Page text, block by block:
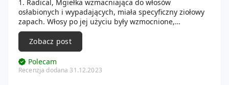
1. Radical, Mgiełka wzmacniająca do włosów
osłabionych i wypadających, miała specyficzny ziołowy
zapach. Włosy po jej użyciu były wzmocnione,
odżywione, oraz łatwiej się rozczesywały. Dzięki mgiełce
włosy mniej wypadały oraz były mocniejsze.
2. Vitanativ, Maschera Lisciante Capelli Lisci,
Wygładzająca maska do włosów, miała przyjemny
zapach oraz kremową konsystencję. Włosy po jej użyciu
Zobacz post
Polecam
Recenzja dodana 31.12.2023